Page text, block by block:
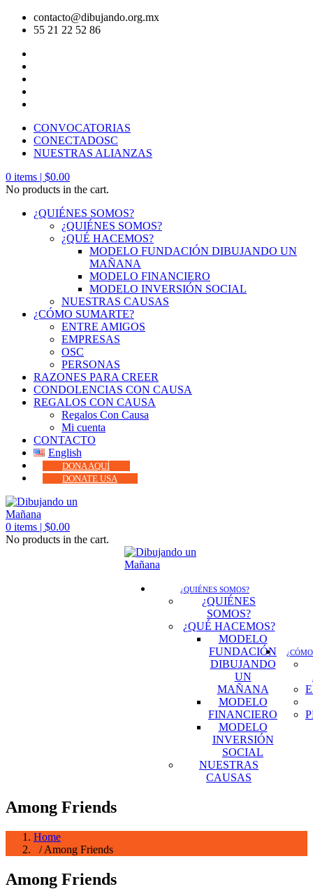
contacto@dibujando.org.mx
55 21 22 52 86
CONVOCATORIAS
CONECTADOSC
NUESTRAS ALIANZAS
0 items | $0.00
No products in the cart.
¿QUIÉNES SOMOS?
¿QUIÉNES SOMOS?
¿QUÉ HACEMOS?
MODELO FUNDACIÓN DIBUJANDO UN
MAÑANA
MODELO FINANCIERO
MODELO INVERSIÓN SOCIAL
NUESTRAS CAUSAS
¿CÓMO SUMARTE?
ENTRE AMIGOS
EMPRESAS
OSC
PERSONAS
RAZONES PARA CREER
CONDOLENCIAS CON CAUSA
REGALOS CON CAUSA
Regalos Con Causa
Mi cuenta
CONTACTO
English
DONA AQUÍ
DONATE USA
0 items | $0.00
No products in the cart.
¿QUIÉNES SOMOS?
¿QUIÉNES
SOMOS?
¿QUÉ HACEMOS?
MODELO
FUNDACIÓN
DIBUJANDO
UN
MAÑANA
MODELO
FINANCIERO
MODELO
INVERSIÓN
SOCIAL
NUESTRAS
CAUSAS
Among Friends
Home
/ Among Friends
Among Friends